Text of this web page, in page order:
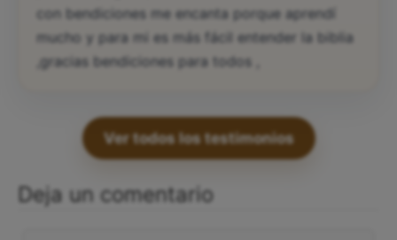
con bendiciones me encanta porque aprendí
mucho y para mi es más fácil entender la biblia
,gracias bendiciones para todos ,
Ver todos los testimonios
Deja un comentario